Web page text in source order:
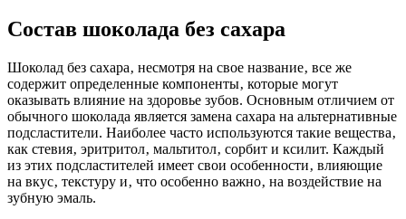
Состав шоколада без сахара
Шоколад без сахара‚ несмотря на свое название‚ все же
содержит определенные компоненты‚ которые могут
оказывать влияние на здоровье зубов. Основным отличием от
обычного шоколада является замена сахара на альтернативные
подсластители. Наиболее часто используются такие вещества‚
как стевия‚ эритритол‚ мальтитол‚ сорбит и ксилит. Каждый
из этих подсластителей имеет свои особенности‚ влияющие
на вкус‚ текстуру и‚ что особенно важно‚ на воздействие на
зубную эмаль.